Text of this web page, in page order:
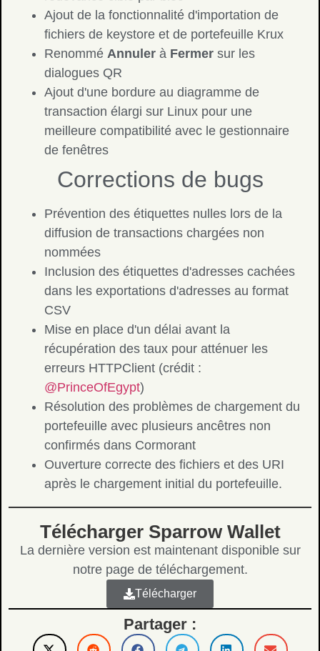
Ajout de la fonctionnalité d'importation de
fichiers de keystore et de portefeuille Krux
Renommé Annuler à Fermer sur les
dialogues QR
Ajout d'une bordure au diagramme de
transaction élargi sur Linux pour une
meilleure compatibilité avec le gestionnaire
de fenêtres
Corrections de bugs
Prévention des étiquettes nulles lors de la
diffusion de transactions chargées non
nommées
Inclusion des étiquettes d'adresses cachées
dans les exportations d'adresses au format
CSV
Mise en place d'un délai avant la
récupération des taux pour atténuer les
erreurs HTTPClient (crédit :
@PrinceOfEgypt)
Résolution des problèmes de chargement du
portefeuille avec plusieurs ancêtres non
confirmés dans Cormorant
Ouverture correcte des fichiers et des URI
après le chargement initial du portefeuille.
Télécharger Sparrow Wallet
La dernière version est maintenant disponible sur
notre page de téléchargement.
Télécharger
Partager :